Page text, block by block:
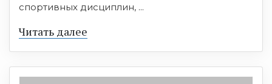
спортивных дисциплин, ...
Читать далее